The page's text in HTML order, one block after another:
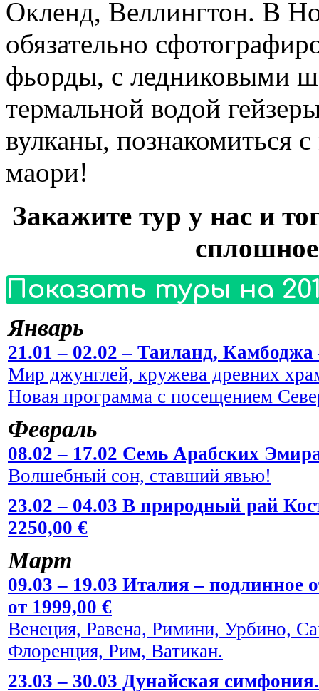
Окленд, Веллингтон. В
обязательно
фьорды, с ледниковыми
термальной водой
вулканы, познакомиться
маори!
Закажите тур у нас и
Показать туры на
Январь
21.01 – 02.02 – Таиланд,
Мир джунглей, кружева древних
Новая программа с посещением
Февраль
08.02 – 17.02 Семь Арабских
Волшебный сон, ставший явью!
23.02 – 04.03 В природный рай
2250,00 €
Март
09.03 – 19.03 Италия –
от 1999,00 €
Венеция, Равена, Римини, Урбино,
Флоренция, Рим, Ватикан.
23.03 – 30.03 Дунайская